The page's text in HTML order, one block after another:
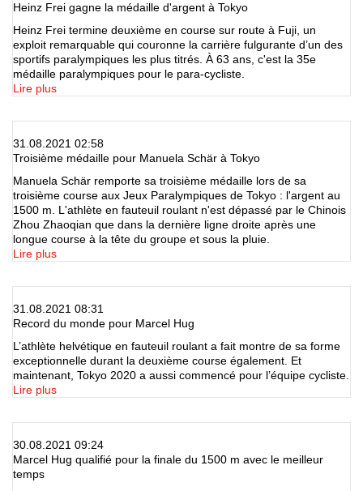
Heinz Frei gagne la médaille d'argent à Tokyo
Heinz Frei termine deuxième en course sur route à Fuji, un
exploit remarquable qui couronne la carrière fulgurante d’un des
sportifs paralympiques les plus titrés. À 63 ans, c'est la 35e
médaille paralympiques pour le para-cycliste.
Lire plus
31.08.2021 02:58
Troisième médaille pour Manuela Schär à Tokyo
Manuela Schär remporte sa troisième médaille lors de sa
troisième course aux Jeux Paralympiques de Tokyo : l'argent au
1500 m. L'athlète en fauteuil roulant n'est dépassé par le Chinois
Zhou Zhaoqian que dans la dernière ligne droite après une
longue course à la tête du groupe et sous la pluie.
Lire plus
31.08.2021 08:31
Record du monde pour Marcel Hug
L’athlète helvétique en fauteuil roulant a fait montre de sa forme
exceptionnelle durant la deuxième course également. Et
maintenant, Tokyo 2020 a aussi commencé pour l’équipe cycliste.
Lire plus
30.08.2021 09:24
Marcel Hug qualifié pour la finale du 1500 m avec le meilleur
temps